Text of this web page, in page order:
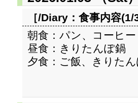
［/Diary： 食事内容(1/
朝食：パン、コーヒー
昼食：きりたんぽ鍋
夕食：ご飯、きりた